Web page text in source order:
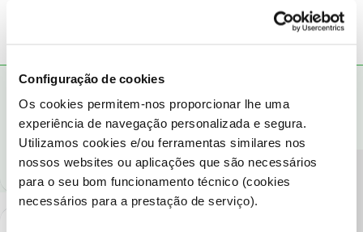
Configuração de cookies
Os cookies permitem-nos proporcionar lhe uma
experiência de navegação personalizada e segura.
Utilizamos cookies e/ou ferramentas similares nos
nossos websites ou aplicações que são necessários
para o seu bom funcionamento técnico (cookies
necessários para a prestação de serviço).
Jose Rodrigues
Penso que sejam os valores que tem contratado com a NOS, No
meu caso o meu tarifário são 120Mbps.